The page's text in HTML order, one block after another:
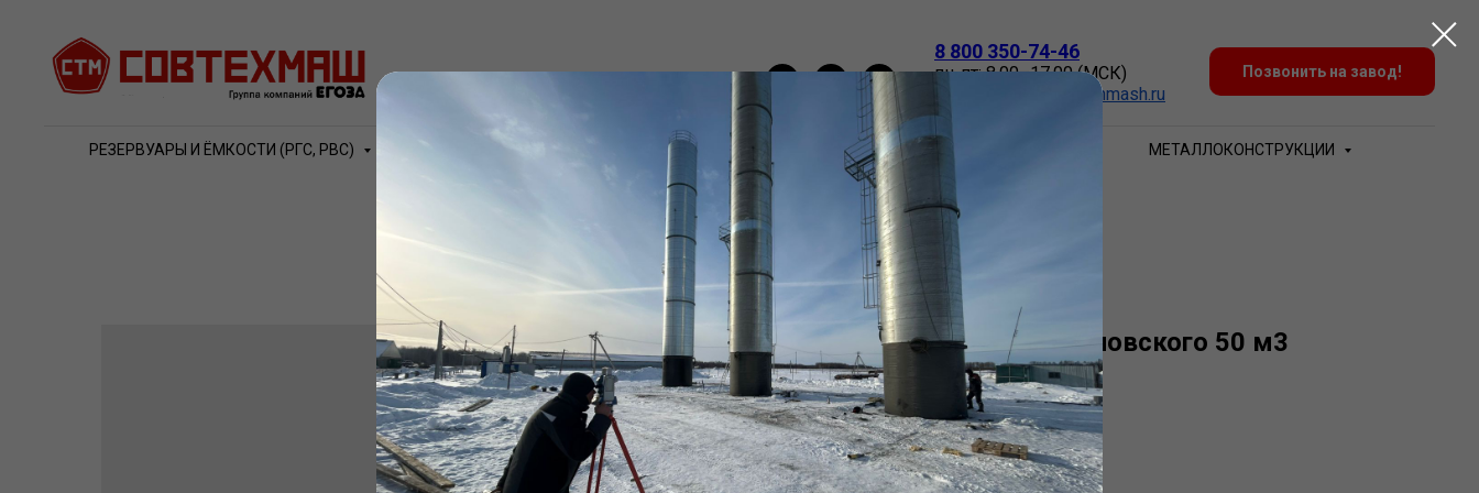
8 800 350-74-46
пн-пт: 8.00–17.00 (МСК)
Zakaz@sovtehmash.ru
Позвонить на завод!
РЕЗЕРВУАРЫ И ЁМКОСТИ (РГС, РВС) ВОДОНАПОРНЫЕ БАШНИ РОЖНОВСКОГО ТРУБЫ
МЕТАЛЛОКОНСТРУКЦИИ
ВАКАНСИИ
КОНТАКТЫ
Водонапорная башня Рожновского 50 м3
Башня Рожновского по ТУ
SKU:014
1 302 779 р.